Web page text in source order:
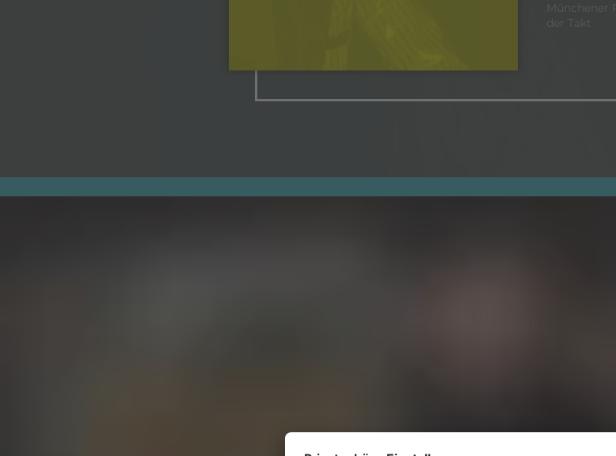
Münchener
der Takt